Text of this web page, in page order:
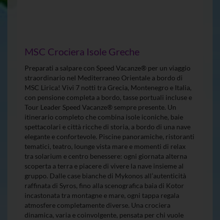
MSC Crociera Isole Greche
Preparati a salpare con Speed Vacanze® per un viaggio
straordinario nel Mediterraneo Orientale a bordo di
MSC Lirica! Vivi 7 notti tra Grecia, Montenegro e Italia,
con pensione completa a bordo, tasse portuali incluse e
Tour Leader Speed Vacanze® sempre presente. Un
itinerario completo che combina isole iconiche, baie
spettacolari e città ricche di storia, a bordo di una nave
elegante e confortevole. Piscine panoramiche, ristoranti
tematici, teatro, lounge vista mare e momenti di relax
tra solarium e centro benessere: ogni giornata alterna
scoperta a terra e piacere di vivere la nave insieme al
gruppo. Dalle case bianche di Mykonos all’autenticità
raffinata di Syros, fino alla scenografica baia di Kotor
incastonata tra montagne e mare, ogni tappa regala
atmosfere completamente diverse. Una crociera
dinamica, varia e coinvolgente, pensata per chi vuole